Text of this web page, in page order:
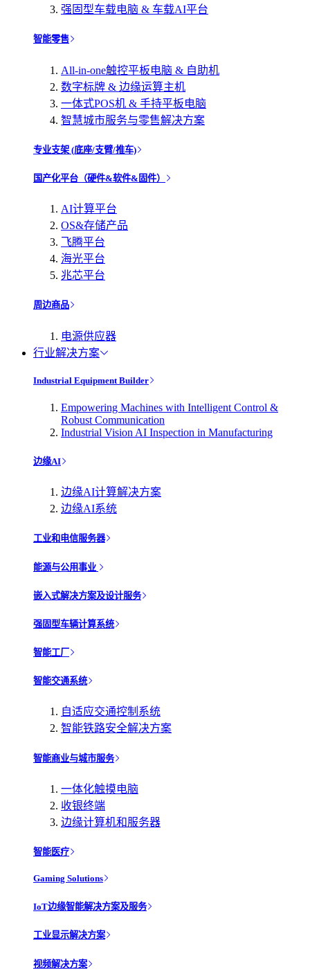
强固型车载电脑 & 车载AI平台
智能零售
All-in-one触控平板电脑 & 自助机
数字标牌 & 边缘运算主机
一体式POS机 & 手持平板电脑
智慧城市服务与零售解决方案
专业支架 (底座/支臂/推车)
国产化平台（硬件&软件&固件）
AI计算平台
OS&存储产品
飞腾平台
海光平台
兆芯平台
周边商品
电源供应器
行业解决方案
Industrial Equipment Builder
Empowering Machines with Intelligent Control &
Robust Communication
Industrial Vision AI Inspection in Manufacturing
边缘AI
边缘AI计算解决方案
边缘AI系统
工业和电信服务器
能源与公用事业
嵌入式解决方案及设计服务
强固型车辆计算系统
智能工厂
智能交通系统
自适应交通控制系统
智能铁路安全解决方案
智能商业与城市服务
一体化触摸电脑
收银终端
边缘计算机和服务器
智能医疗
Gaming Solutions
IoT边缘智能解决方案及服务
工业显示解决方案
视频解决方案